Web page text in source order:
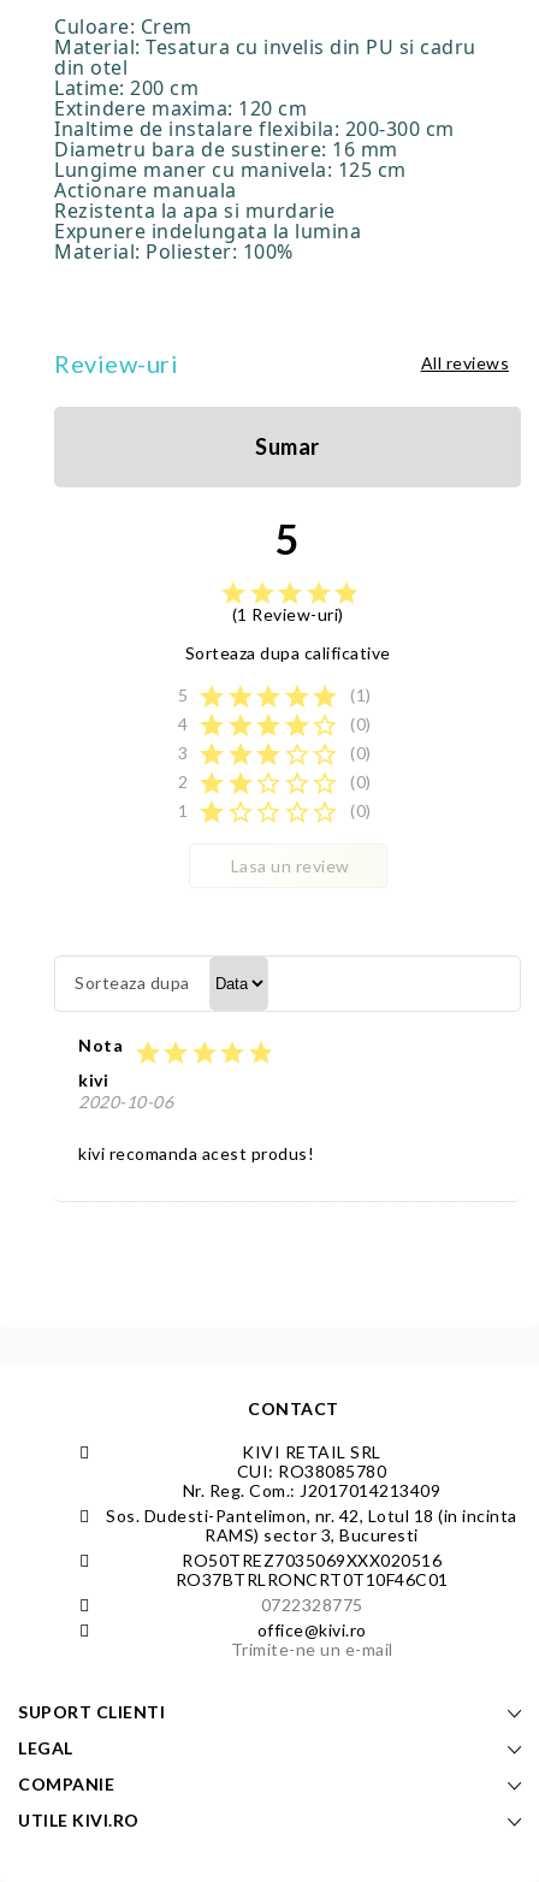
Culoare: Crem
Material: Tesatura cu invelis din PU si cadru
din otel
Latime: 200 cm
Extindere maxima: 120 cm
Inaltime de instalare flexibila: 200-300 cm
Diametru bara de sustinere: 16 mm
Lungime maner cu manivela: 125 cm
Actionare manuala
Rezistenta la apa si murdarie
Expunere indelungata la lumina
Material: Poliester: 100%
Review-uri All reviews
Sumar
5
starstarstarstarstar
(1 Review-uri)
Sorteaza dupa calificative
5 starstarstarstarstar
(1)
4 starstarstarstarstar_border
(0)
3
starstarstarstar_borderstar_border
(0)
2
starstarstar_borderstar_borderstar_border
(0)
1
starstar_borderstar_borderstar_borderstar_border (0)
Lasa un review
Sorteaza dupa
Nota starstarstarstarstar
kivi
2020-10-06
kivi recomanda acest produs!
CONTACT
KIVI RETAIL SRL
CUI: RO38085780
Nr. Reg. Com.: J2017014213409
Sos. Dudesti-Pantelimon, nr. 42, Lotul 18 (in incinta
RAMS) sector 3, Bucuresti
RO50TREZ7035069XXX020516
RO37BTRLRONCRT0T10F46C01
0722328775
office@kivi.ro
Trimite-ne un e-mail
SUPORT CLIENTI
LEGAL
COMPANIE
UTILE KIVI.RO